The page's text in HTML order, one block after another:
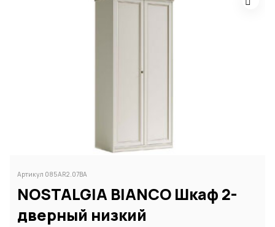
Артикул 085AR2.07BA
NOSTALGIA BIANCO Шкаф 2-
дверный низкий